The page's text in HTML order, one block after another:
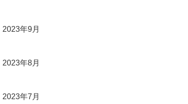
2023年9月
2023年8月
2023年7月